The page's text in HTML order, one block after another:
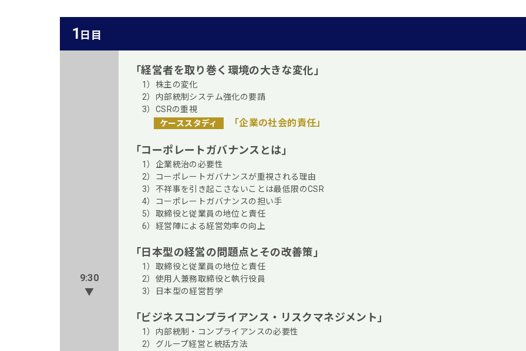
1 日目
9:30
▼
「経営者を取り巻く環境の大きな変化」
1）株主の変化
2）内部統制システム強化の要請
3）CSRの重視
ケーススタディ
「企業の社会的責任」
「コーポレートガバナンスとは」
1）企業統治の必要性
2）コーポレートガバナンスが重視される理由
3）不祥事を引き起こさないことは最低限のCSR
4）コーポレートガバナンスの担い手
5）取締役と従業員の地位と責任
6）経営陣による経営効率の向上
「日本型の経営の問題点とその改善策」
1）取締役と従業員の地位と責任
2）使用人兼務取締役と執行役員
3）日本型の経営哲学
「ビジネスコンプライアンス・リスクマネジメント」
1）内部統制・コンプライアンスの必要性
2）グループ経営と統括方法